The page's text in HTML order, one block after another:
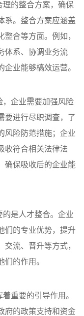
理的整合方案，确保
系。整合方案应涵盖
合等方面。例如，
体系、协调业务流
业能够槁效运营。
，企业需要加强风险
要进行尽职调查，了
风险防范措施；企业
收符合相关法律法
确保吸收后的企业能
是人才整合。企业
们的专业优势，提升
流、晋升等方式，
的作用。
重要的引导作用。
府的政策支持和资金